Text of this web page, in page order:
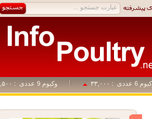
: ۳۳,۰۰۰ وکیوم 9 عددی : ۴۹,۵۰۰